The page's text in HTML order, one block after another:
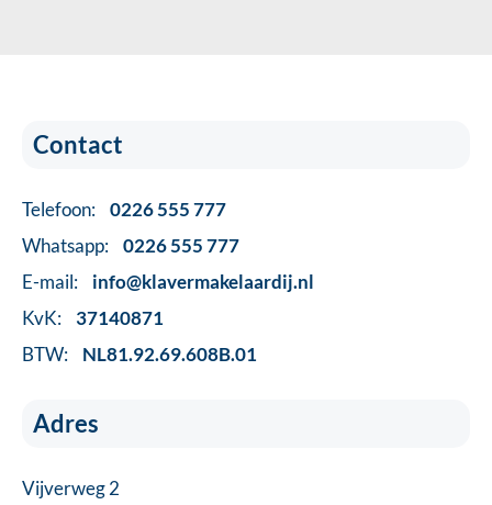
Contact
Telefoon:
0226 555 777
Whatsapp:
0226 555 777
E-mail:
info@klavermakelaardij.nl
KvK:
37140871
BTW:
NL81.92.69.608B.01
Adres
Vijverweg 2